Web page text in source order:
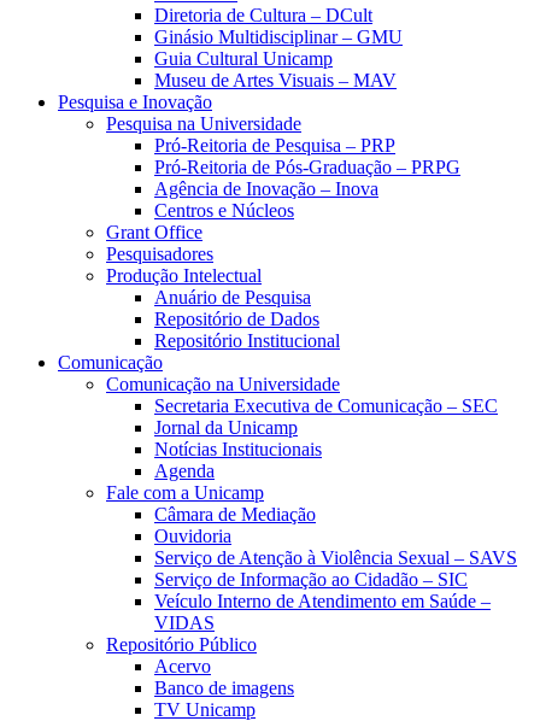
Diretoria de Cultura – DCult
Ginásio Multidisciplinar – GMU
Guia Cultural Unicamp
Museu de Artes Visuais – MAV
Pesquisa e Inovação
Pesquisa na Universidade
Pró-Reitoria de Pesquisa – PRP
Pró-Reitoria de Pós-Graduação – PRPG
Agência de Inovação – Inova
Centros e Núcleos
Grant Office
Pesquisadores
Produção Intelectual
Anuário de Pesquisa
Repositório de Dados
Repositório Institucional
Comunicação
Comunicação na Universidade
Secretaria Executiva de Comunicação – SEC
Jornal da Unicamp
Notícias Institucionais
Agenda
Fale com a Unicamp
Câmara de Mediação
Ouvidoria
Serviço de Atenção à Violência Sexual – SAVS
Serviço de Informação ao Cidadão – SIC
Veículo Interno de Atendimento em Saúde –
VIDAS
Repositório Público
Acervo
Banco de imagens
TV Unicamp